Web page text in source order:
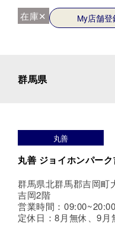
在庫✕ My店舗登
群馬県
丸善
丸善 ジョイホンパー
群馬県北群馬郡吉岡
吉岡2階
営業時間：09:00~20:00
定休日：8月無休、9月